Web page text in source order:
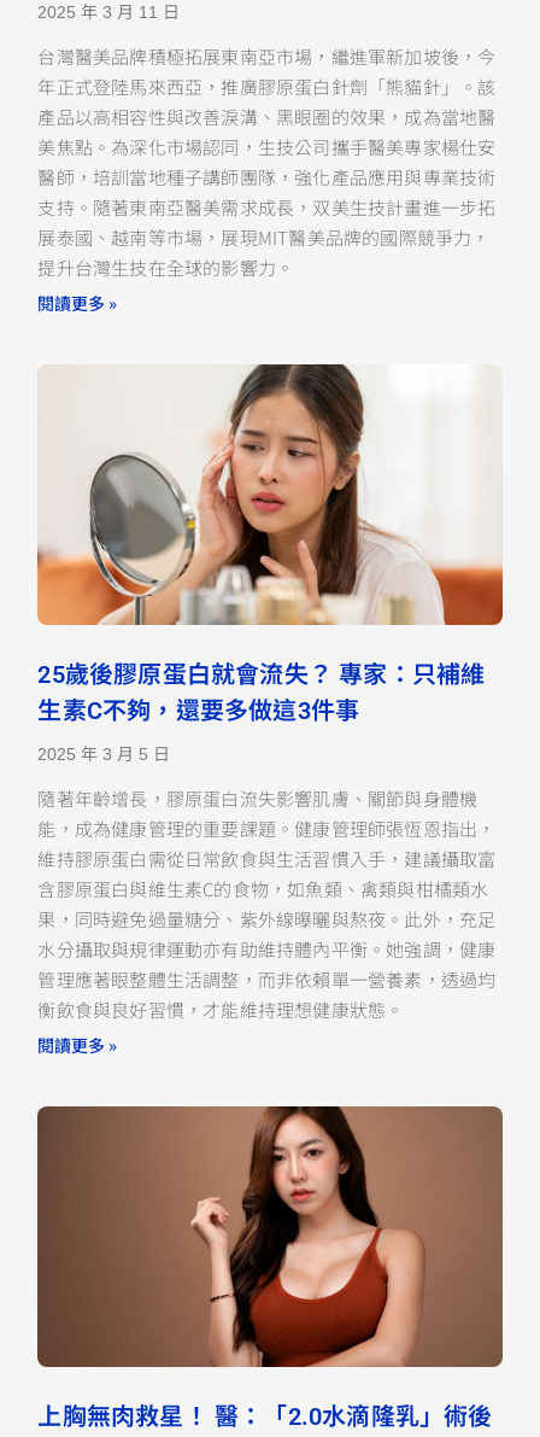
2025 年 3 月 11 日
台灣醫美品牌積極拓展東南亞市場，繼進軍新加坡後，今
年正式登陸馬來西亞，推廣膠原蛋白針劑「熊貓針」。該
產品以高相容性與改善淚溝、黑眼圈的效果，成為當地醫
美焦點。為深化市場認同，生技公司攜手醫美專家楊仕安
醫師，培訓當地種子講師團隊，強化產品應用與專業技術
支持。隨著東南亞醫美需求成長，双美生技計畫進一步拓
展泰國、越南等市場，展現MIT醫美品牌的國際競爭力，
提升台灣生技在全球的影響力。
閱讀更多 »
25歲後膠原蛋白就會流失？ 專家：只補維
生素C不夠，還要多做這3件事
2025 年 3 月 5 日
隨著年齡增長，膠原蛋白流失影響肌膚、關節與身體機
能，成為健康管理的重要課題。健康管理師張恆恩指出，
維持膠原蛋白需從日常飲食與生活習慣入手，建議攝取富
含膠原蛋白與維生素C的食物，如魚類、禽類與柑橘類水
果，同時避免過量糖分、紫外線曝曬與熬夜。此外，充足
水分攝取與規律運動亦有助維持體內平衡。她強調，健康
管理應著眼整體生活調整，而非依賴單一營養素，透過均
衡飲食與良好習慣，才能維持理想健康狀態。
閱讀更多 »
上胸無肉救星！ 醫：「2.0水滴隆乳」術後